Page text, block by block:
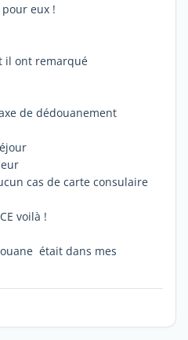
eux !
il ont remarqué
de dédouanement
cas de carte consulaire
voilà !
était dans mes